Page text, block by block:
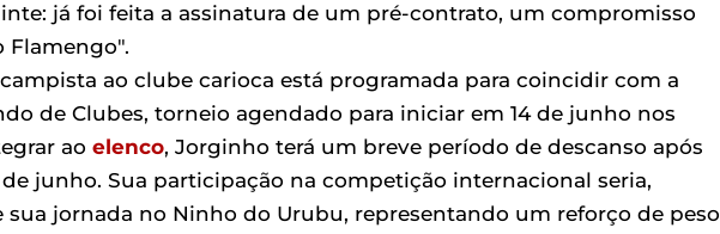
já foi feita a assinatura de um pré-contrato, um compromisso
Flamengo".
ao clube carioca está programada para coincidir com a
de Clubes, torneio agendado para iniciar em 14 de junho nos
ao elenco, Jorginho terá um breve período de descanso após
junho. Sua participação na competição internacional seria,
jornada no Ninho do Urubu, representando um reforço de peso